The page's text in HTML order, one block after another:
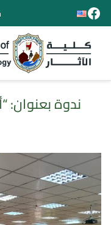
ندوة بعنوان: